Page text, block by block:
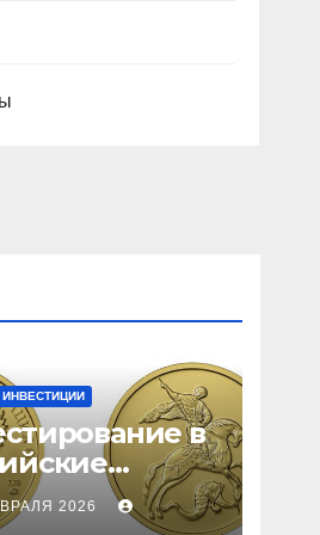
ИНВЕСТИЦИИ
в
монеты:
2026